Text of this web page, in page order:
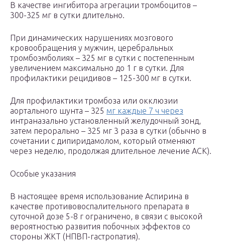
В качестве ингибитора агрегации тромбоцитов –
300-325 мг в сутки длительно.
При динамических нарушениях мозгового
кровообращения у мужчин, церебральных
тромбоэмболиях – 325 мг в сутки с постепенным
увеличением максимально до 1 г в сутки. Для
профилактики рецидивов – 125-300 мг в сутки.
Для профилактики тромбоза или окклюзии
аортального шунта – 325 мг каждые 7 ч через
интраназально установленный желудочный зонд,
затем перорально – 325 мг 3 раза в сутки (обычно в
сочетании с дипиридамолом, который отменяют
через неделю, продолжая длительное лечение АСК).
Особые указания
В настоящее время использование Аспирина в
качестве противовоспалительного препарата в
суточной дозе 5-8 г ограничено, в связи с высокой
вероятностью развития побочных эффектов со
стороны ЖКТ (НПВП-гастропатия).